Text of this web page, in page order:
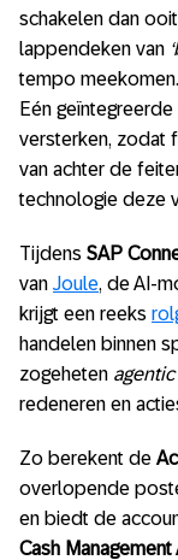
schakelen dan
lappendeken van
tempo
Eén
versterken, zodat
van achter de
technologie deze
Tijdens SAP
van Joule, de AI-
krijgt een reeks
handelen binnen
zogeheten agentic
redeneren en
Zo berekent de
overlopende
en biedt de
Cash Management